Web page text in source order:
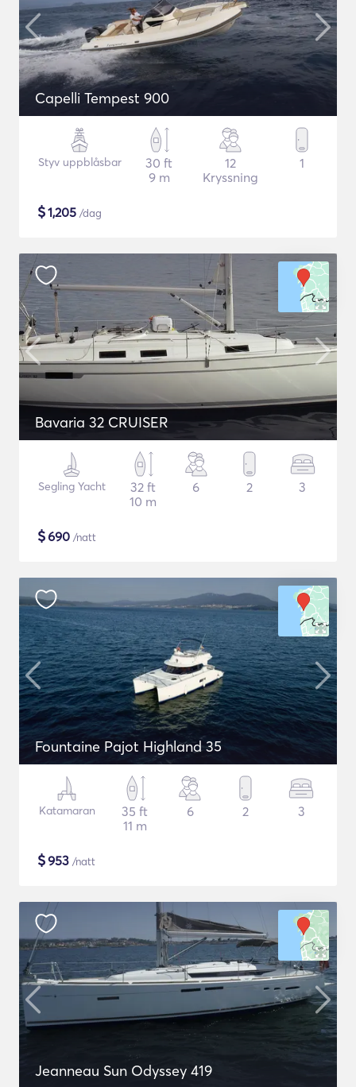
Capelli Tempest 900
Styv uppblåsbar
30 ft
9 m
12
Kryssning
1
$1,205 /dag
Bavaria 32 CRUISER
Segling Yacht
32 ft
10 m
6 2 3
$690 /natt
Fountaine Pajot Highland 35
Katamaran
35 ft
11 m
6 2 3
$953 /natt
Jeanneau Sun Odyssey 419